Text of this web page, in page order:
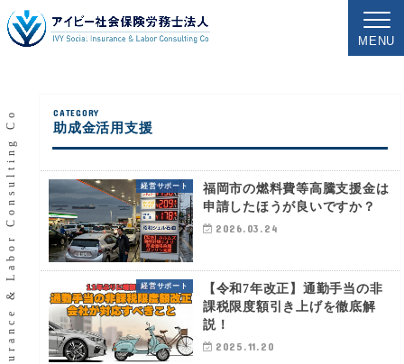
MENU
助成金活用支援
経営サポート
福岡市の燃料費等高騰支援金は
申請したほうが良いですか？
2026.03.24
経営サポート
【令和7年改正】通勤手当の非
課税限度額引き上げを徹底解
説！
2025.11.20